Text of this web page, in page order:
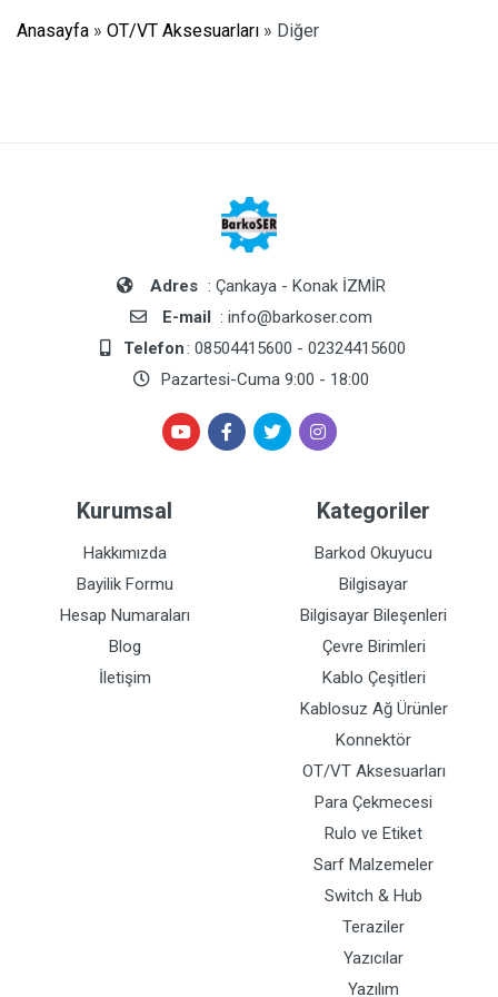
Anasayfa » OT/VT Aksesuarları » Diğer
Adres : Çankaya - Konak İZMİR
E-mail : info@barkoser.com
Telefon: 08504415600 - 02324415600
Pazartesi-Cuma 9:00 - 18:00
Kurumsal
Hakkımızda
Bayilik Formu
Hesap Numaraları
Blog
İletişim
Kategoriler
Barkod Okuyucu
Bilgisayar
Bilgisayar Bileşenleri
Çevre Birimleri
Kablo Çeşitleri
Kablosuz Ağ Ürünler
Konnektör
OT/VT Aksesuarları
Para Çekmecesi
Rulo ve Etiket
Sarf Malzemeler
Switch & Hub
Teraziler
Yazıcılar
Yazılım